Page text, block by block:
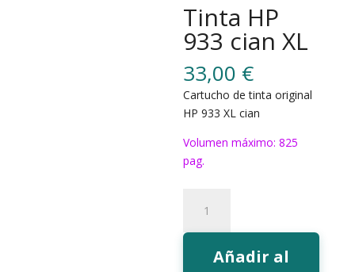
Tinta HP
933 cian XL
33,00 €
Cartucho de tinta original
HP 933 XL cian
Volumen máximo: 825
pag.
933
Añadir al